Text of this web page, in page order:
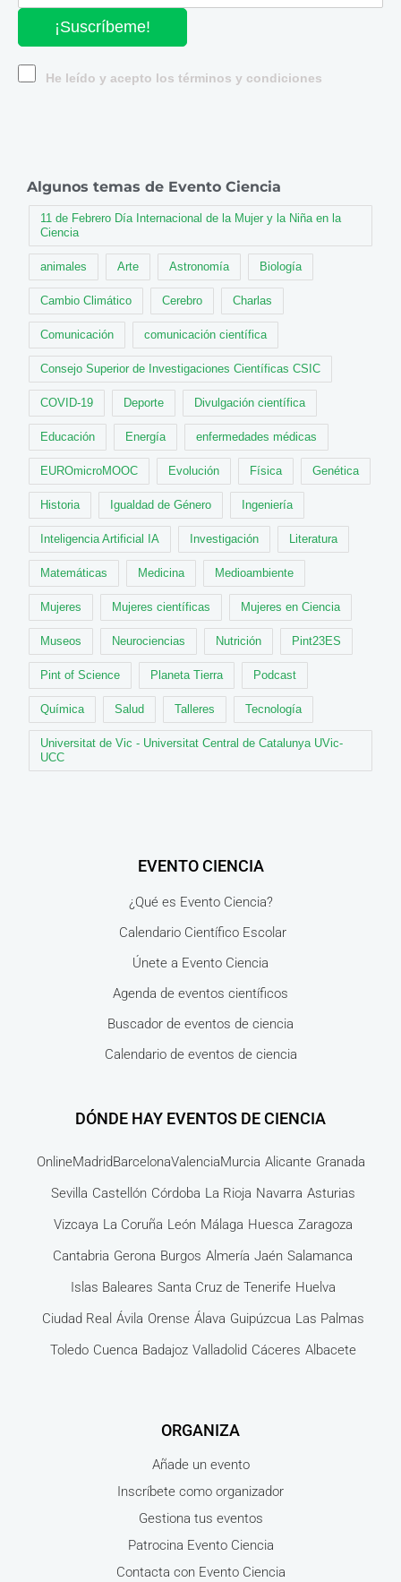
¡Suscríbeme!
He leído y acepto los términos y condiciones
Algunos temas de Evento Ciencia
11 de Febrero Día Internacional de la Mujer y la Niña en la
Ciencia
animales Arte Astronomía Biología
Cambio Climático Cerebro Charlas
Comunicación comunicación científica
Consejo Superior de Investigaciones Científicas CSIC
COVID-19 Deporte Divulgación científica
Educación Energía enfermedades médicas
EUROmicroMOOC Evolución Física Genética
Historia Igualdad de Género Ingeniería
Inteligencia Artificial IA Investigación Literatura
Matemáticas Medicina Medioambiente
Mujeres Mujeres científicas Mujeres en Ciencia
Museos Neurociencias Nutrición Pint23ES
Pint of Science Planeta Tierra Podcast
Química Salud Talleres Tecnología
Universitat de Vic - Universitat Central de Catalunya UVic-
UCC
EVENTO CIENCIA
¿Qué es Evento Ciencia?
Calendario Científico Escolar
Únete a Evento Ciencia
Agenda de eventos científicos
Buscador de eventos de ciencia
Calendario de eventos de ciencia
DÓNDE HAY EVENTOS DE CIENCIA
OnlineMadridBarcelonaValenciaMurcia Alicante Granada
Sevilla Castellón Córdoba La Rioja Navarra Asturias
Vizcaya La Coruña León Málaga Huesca Zaragoza
Cantabria Gerona Burgos Almería Jaén Salamanca
Islas Baleares Santa Cruz de Tenerife Huelva
Ciudad Real Ávila Orense Álava Guipúzcua Las Palmas
Toledo Cuenca Badajoz Valladolid Cáceres Albacete
ORGANIZA
Añade un evento
Inscríbete como organizador
Gestiona tus eventos
Patrocina Evento Ciencia
Contacta con Evento Ciencia